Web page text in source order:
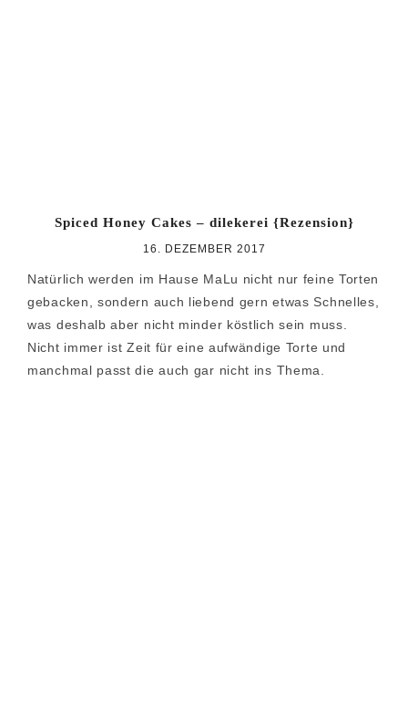
Spiced Honey Cakes – dilekerei {Rezension}
16. DEZEMBER 2017
Natürlich werden im Hause MaLu nicht nur feine Torten
gebacken, sondern auch liebend gern etwas Schnelles,
was deshalb aber nicht minder köstlich sein muss.
Nicht immer ist Zeit für eine aufwändige Torte und
manchmal passt die auch gar nicht ins Thema.